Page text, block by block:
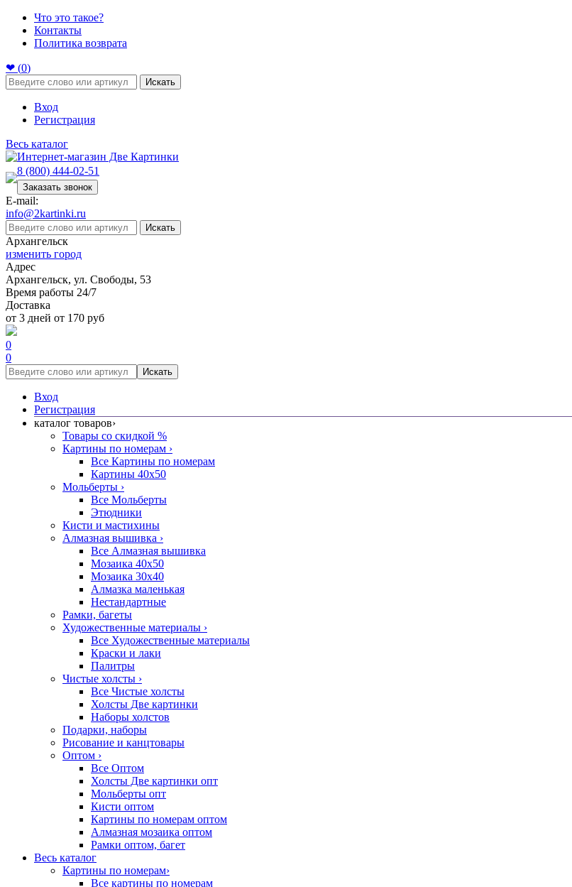
Что это такое?
Контакты
Политика возврата
❤ (0)
Искать
Вход
Регистрация
Весь каталог
8 (800) 444-02-51
Заказать звонок
E-mail:
info@2kartinki.ru
Искать
Архангельск
изменить город
Адрес
Архангельск, ул. Свободы, 53
Время работы 24/7
Доставка
от 3 дней от 170 руб
0
0
Искать
Вход
Регистрация
каталог товаров›
Товары со скидкой %
Картины по номерам ›
Все Картины по номерам
Картины 40x50
Мольберты ›
Все Мольберты
Этюдники
Кисти и мастихины
Алмазная вышивка ›
Все Алмазная вышивка
Мозаика 40x50
Мозаика 30x40
Алмазка маленькая
Нестандартные
Рамки, багеты
Художественные материалы ›
Все Художественные материалы
Краски и лаки
Палитры
Чистые холсты ›
Все Чистые холсты
Холсты Две картинки
Наборы холстов
Подарки, наборы
Рисование и канцтовары
Оптом ›
Все Оптом
Холсты Две картинки опт
Мольберты опт
Кисти оптом
Картины по номерам оптом
Алмазная мозаика оптом
Рамки оптом, багет
Весь каталог
Картины по номерам›
Все картины по номерам